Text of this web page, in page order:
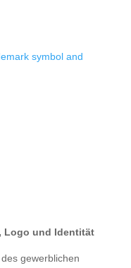
Logo und Identität
gewerblichen